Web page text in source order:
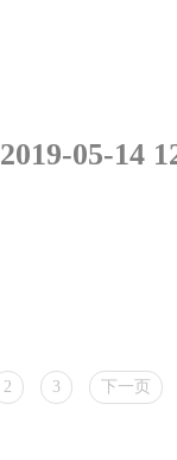
2019-05-14
2 3 下一页